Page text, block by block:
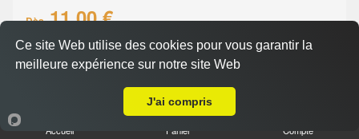
Dès11.00 €
Accueil Panier Compte
Ce site Web utilise des cookies pour vous garantir la
meilleure expérience sur notre site Web
J'ai compris